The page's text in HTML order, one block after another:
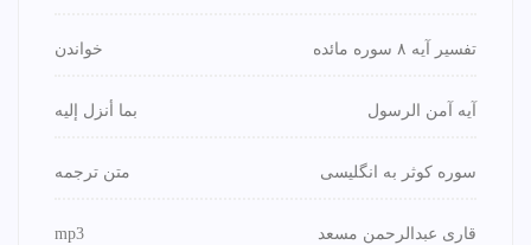
تفسیر آیه ۸ سوره مائده خواندن
آیه آمن الرسول بما أنزل إليه
سوره کوثر به انگلیسی متن ترجمه
قاری عبدالرحمن مسعد mp3